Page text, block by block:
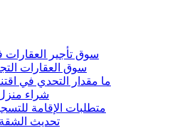
سوق تأجير العقارات في
سوق العقارات
ما مقدار التحدي في
شراء
متطلبات الإقامة
تحديث